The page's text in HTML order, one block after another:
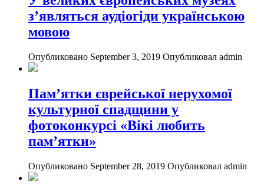
з’являться аудіогіди українською
мовою
Опубликовано September 3, 2019 Опубликовал admin
Пам’ятки єврейської нерухомої
культурної спадщини у
фотоконкурсі «Вікі любить
пам’ятки»
Опубликовано September 28, 2019 Опубликовал admin